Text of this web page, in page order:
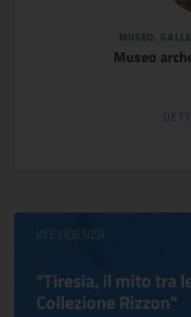
MUSEO,
Museo
IN EVIDENZA
"Tiresia, il mito tra
Collezione Rizzon"